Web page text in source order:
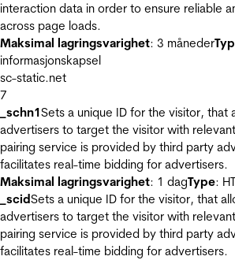
interaction data in order to ensure reliable
across page loads.
Maksimal lagringsvarighet: 3 måneder
informasjonskapsel
sc-static.net
7
_schn1Sets a unique ID for the visitor, that
advertisers to target the visitor with
pairing service is provided by third party
facilitates real-time bidding for advertisers.
Maksimal lagringsvarighet: 1 dagType:
_scidSets a unique ID for the visitor, that
advertisers to target the visitor with
pairing service is provided by third party
facilitates real-time bidding for advertisers.